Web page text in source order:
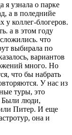
я узнала о парке
а в поледнийе
у коллег-блогеров.
а в этом году
что
выбирала по
вариантов
много. Но
что бы набрать
У нас из
туры, это
Были люди,
Питер. И еще
она и